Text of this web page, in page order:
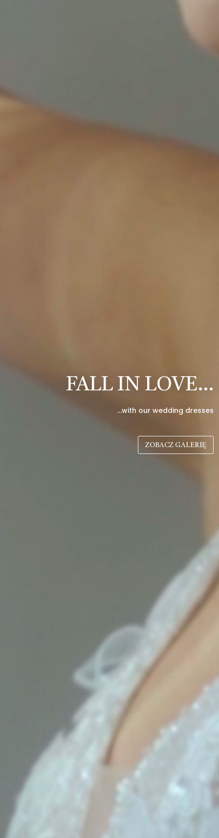
FALL IN LOVE…
…with our wedding dresses
ZOBACZ GALERIĘ